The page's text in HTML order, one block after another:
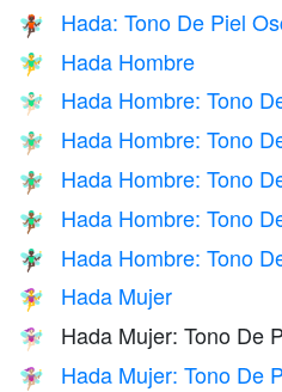
🧚🏿 Hada: Tono De Piel
🧚‍♂️ Hada Hombre
🧚🏻‍♂️ Hada Hombre: Tono
🧚🏼‍♂️ Hada Hombre: Tono
🧚🏽‍♂️ Hada Hombre: Tono
🧚🏾‍♂️ Hada Hombre: Tono
🧚🏿‍♂️ Hada Hombre: Tono
🧚‍♀️ Hada Mujer
🧚🏻‍♀️ Hada Mujer: Tono De
🧚🏼‍♀️ Hada Mujer: Tono De